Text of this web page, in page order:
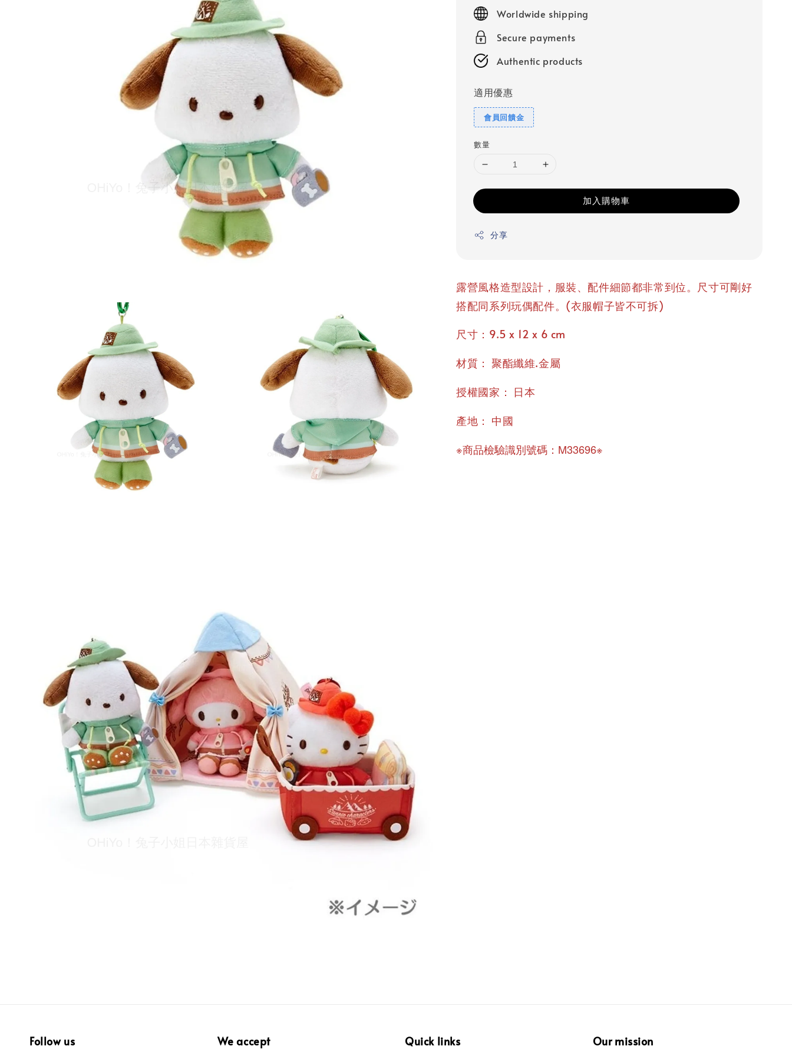
priceWorldwide shipping
Secure payments
Authentic products
適用優惠
會員回饋金
數量
加入購物車
分享
露營風格造型設計，服裝、配件細節都非常到位。尺寸可剛好
搭配同系列玩偶配件。(衣服帽子皆不可拆)
尺寸：9.5 x 12 x 6 cm
材質 ： 聚酯纖維.金屬
授權國家 ： 日本
產地 ： 中國
※商品檢驗識別號碼：M33696※
Follow us We accept Quick links Our mission